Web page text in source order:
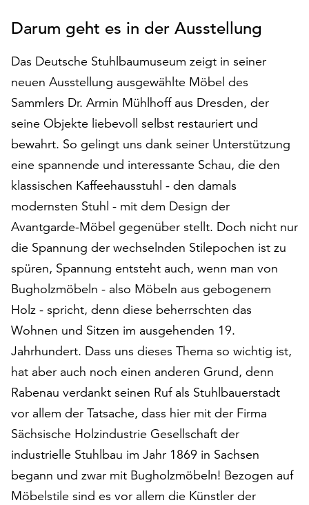
„Alle
um
alle
Cookies
zu
akzeptieren.
Sie
können
Ihr
Einverständnis
jederzeit
ändern
und
widerrufen.
Dafür
steht
Ihnen
am
Ende
der
Seite
die
Schaltfläche
„Cookie-
Einstellungen“
zur
Verfügung.
Funktionale
Cookies
Darum geht es in der Ausstellung
Das Deutsche Stuhlbaumuseum zeigt in seiner
neuen Ausstellung ausgewählte Möbel des
Sammlers Dr. Armin Mühlhoff aus Dresden, der
seine Objekte liebevoll selbst restauriert und
bewahrt. So gelingt uns dank seiner Unterstützung
eine spannende und interessante Schau, die den
klassischen Kaffeehausstuhl - den damals
modernsten Stuhl - mit dem Design der
Avantgarde-Möbel gegenüber stellt. Doch nicht nur
die Spannung der wechselnden Stilepochen ist zu
spüren, Spannung entsteht auch, wenn man von
Bugholzmöbeln - also Möbeln aus gebogenem
Holz - spricht, denn diese beherrschten das
Wohnen und Sitzen im ausgehenden 19.
Jahrhundert. Dass uns dieses Thema so wichtig ist,
hat aber auch noch einen anderen Grund, denn
Rabenau verdankt seinen Ruf als Stuhlbauerstadt
vor allem der Tatsache, dass hier mit der Firma
Sächsische Holzindustrie Gesellschaft der
industrielle Stuhlbau im Jahr 1869 in Sachsen
begann und zwar mit Bugholzmöbeln! Bezogen auf
Möbelstile sind es vor allem die Künstler der